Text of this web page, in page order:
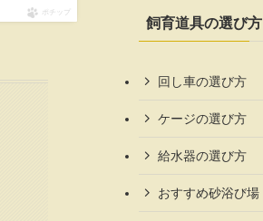
ポチップ
飼育道具の選び方
回し車の選び方
ケージの選び方
給水器の選び方
おすすめ砂浴び場